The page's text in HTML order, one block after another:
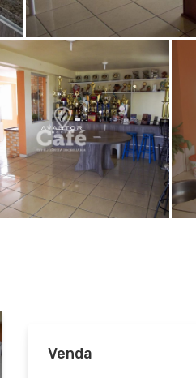
Venda